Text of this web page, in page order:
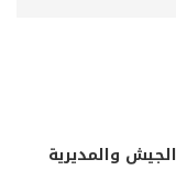
والمديرية